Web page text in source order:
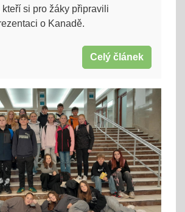
si pro žáky připravili
o Kanadě.
Celý článek